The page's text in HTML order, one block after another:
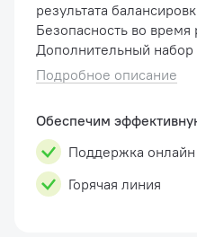
результата
Безопасность во время
Дополнительный набор
PROFESSIONAL для
состоит из: (19мм вала,
Подробное описание
Обеспечим
Поддержка онлайн
Горячая линия